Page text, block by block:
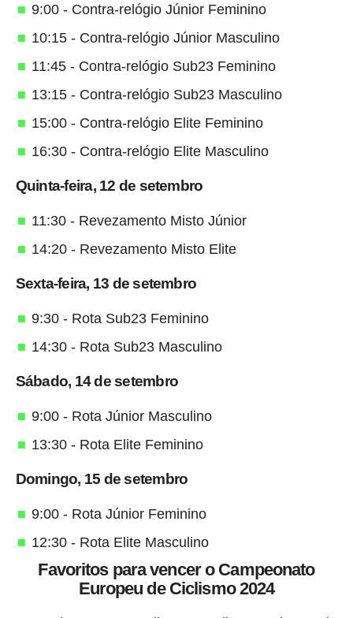
9:00 - Contra-relógio Júnior Feminino
10:15 - Contra-relógio Júnior Masculino
11:45 - Contra-relógio Sub23 Feminino
13:15 - Contra-relógio Sub23 Masculino
15:00 - Contra-relógio Elite Feminino
16:30 - Contra-relógio Elite Masculino
Quinta-feira, 12 de setembro
11:30 - Revezamento Misto Júnior
14:20 - Revezamento Misto Elite
Sexta-feira, 13 de setembro
9:30 - Rota Sub23 Feminino
14:30 - Rota Sub23 Masculino
Sábado, 14 de setembro
9:00 - Rota Júnior Masculino
13:30 - Rota Elite Feminino
Domingo, 15 de setembro
9:00 - Rota Júnior Feminino
12:30 - Rota Elite Masculino
Favoritos para vencer o Campeonato
Europeu de Ciclismo 2024